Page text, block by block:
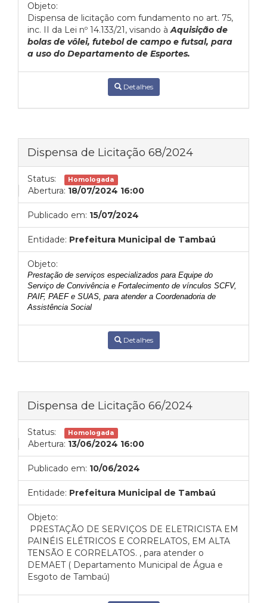
Objeto:
Dispensa de licitação com fundamento no art. 75,
inc. II da Lei nº 14.133/21, visando àAquisição de
bolas de vôlei, futebol de campo e futsal, para
a uso do Departamento de Esportes.
Detalhes
Dispensa de Licitação 68/2024
Status: Homologada
Abertura: 18/07/2024 16:00
Publicado em: 15/07/2024
Entidade: Prefeitura Municipal de Tambaú
Objeto:
Prestação de serviços especializados para Equipe do
Serviço de Convivência e Fortalecimento de vínculos SCFV,
PAIF, PAEF e SUAS, para atender a Coordenadoria de
Assistência Social
Detalhes
Dispensa de Licitação 66/2024
Status: Homologada
Abertura: 13/06/2024 16:00
Publicado em: 10/06/2024
Entidade: Prefeitura Municipal de Tambaú
Objeto:
PRESTAÇÃO DE SERVIÇOS DE ELETRICISTA EM
PAINÉIS ELÉTRICOS E CORRELATOS, EM ALTA
TENSÃO E CORRELATOS. , para atender o
DEMAET ( Departamento Municipal de Água e
Esgoto de Tambaú)